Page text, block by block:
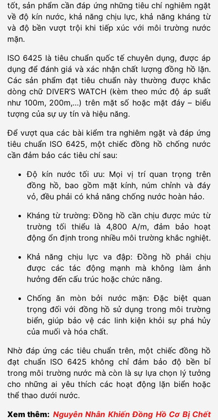
tốt, sản phẩm cần đáp ứng những tiêu chí nghiêm ngặt
về độ kín nước, khả năng chịu lực, khả năng kháng từ
và độ bền vượt trội khi tiếp xúc với môi trường nước
mặn.
ISO 6425 là tiêu chuẩn quốc tế chuyên dụng, được áp
dụng để đánh giá và xác nhận chất lượng đồng hồ lặn.
Các sản phẩm đạt tiêu chuẩn này thường được khắc
dòng chữ DIVER’S WATCH (kèm theo mức độ áp suất
như 100m, 200m,…) trên mặt số hoặc mặt đáy – biểu
tượng của sự uy tín và hiệu năng.
Để vượt qua các bài kiểm tra nghiêm ngặt và đáp ứng
tiêu chuẩn ISO 6425, một chiếc đồng hồ chống nước
cần đảm bảo các tiêu chí sau:
Độ kín nước tối ưu: Mọi vị trí quan trọng trên
đồng hồ, bao gồm mặt kính, núm chỉnh và đáy
vỏ, đều phải có khả năng chống nước hoàn hảo.
Kháng từ trường: Đồng hồ cần chịu được mức từ
trường tối thiểu là 4,800 A/m, đảm bảo hoạt
động ổn định trong nhiều môi trường khắc nghiệt.
Khả năng chịu lực va đập: Đồng hồ phải chịu
được các tác động mạnh mà không làm ảnh
hưởng đến cấu trúc hoặc chức năng.
Chống ăn mòn bởi nước mặn: Đặc biệt quan
trọng đối với đồng hồ sử dụng trong môi trường
biển, giúp bảo vệ các linh kiện khỏi sự phá hủy
của muối và hóa chất.
Nhờ đáp ứng các tiêu chuẩn trên, một chiếc đồng hồ
đạt chuẩn ISO 6425 không chỉ đảm bảo độ bền bỉ
trong môi trường nước mà còn là sự lựa chọn lý tưởng
cho những ai yêu thích các hoạt động lặn biển hoặc
thể thao dưới nước.
Xem thêm: Nguyên Nhân Khiến Đồng Hồ Cơ Bị Chết